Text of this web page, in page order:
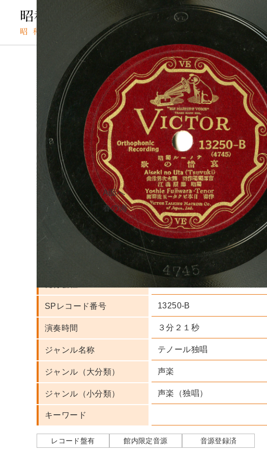
TOP SPレコードの検索結果 哀惜の歌
SPレコード
アイセキノウタ
資料番号：
SPH1390001206B
哀惜の歌
B面
A面へ
春の海
人名・団体名 藤原義江 実演家
レーベル
発行会社 日本ビクター蓄音器株式會社
SPレコード番号 13250-B
演奏時間 ３分２１秒
ジャンル名称 テノール独唱
ジャンル（大分類） 声楽
ジャンル（小分類） 声楽（独唱）
キーワード
レコード盤有 館内限定音源 音源登録済